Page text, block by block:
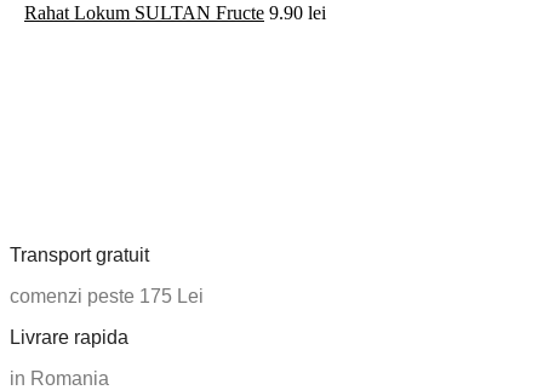
Rahat Lokum SULTAN Fructe 9.90 lei
Transport gratuit
comenzi peste 175 Lei
Livrare rapida
in Romania